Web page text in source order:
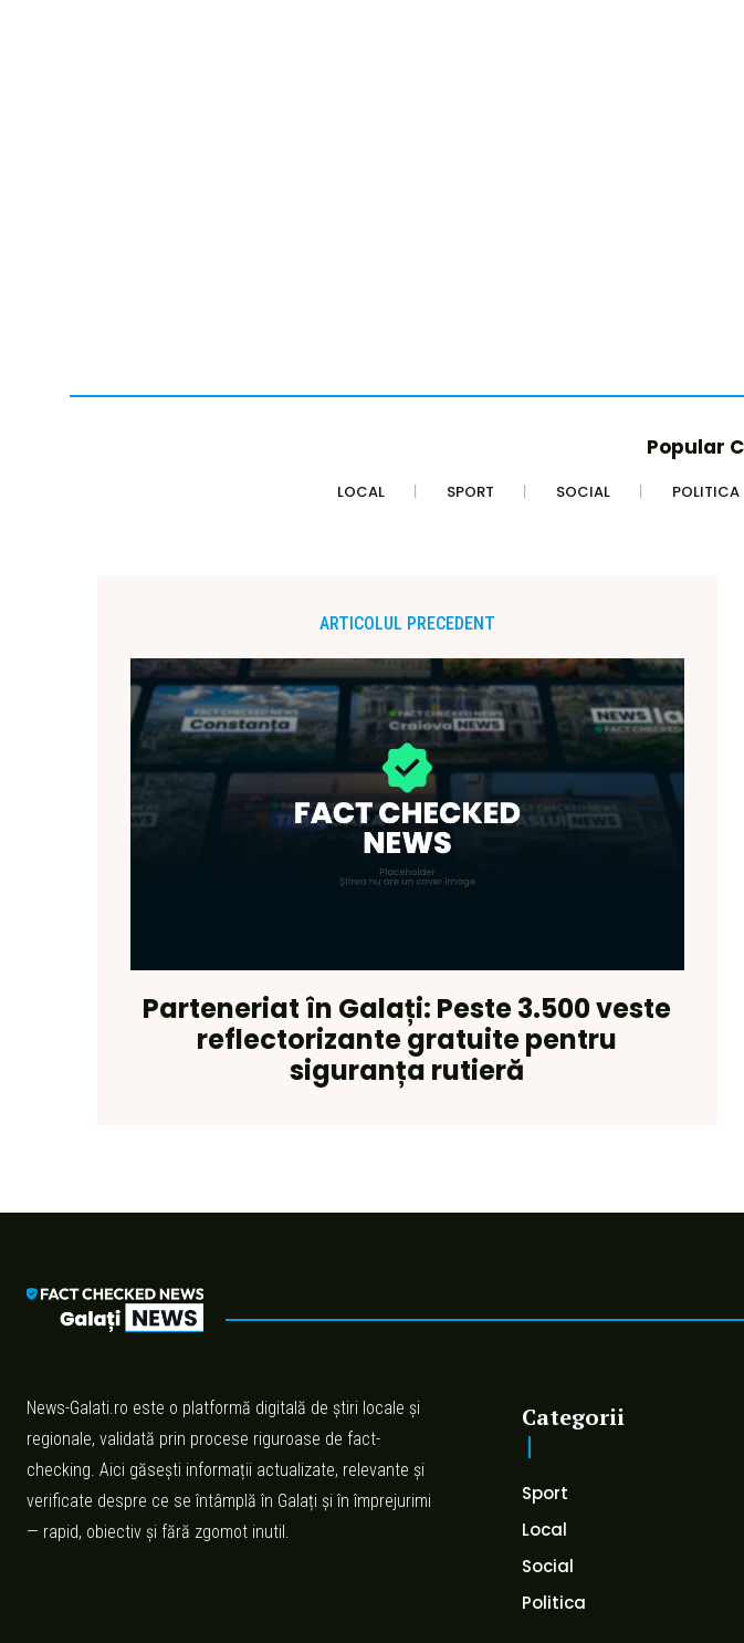
Popular
LOCAL SPORT SOCIAL POLITICA
ARTICOLUL PRECEDENT
Parteneriat în Galați: Peste 3.500 veste
reflectorizante gratuite pentru
siguranța rutieră
News-Galati.ro este o platformă digitală de știri locale și
regionale, validată prin procese riguroase de fact-
checking. Aici găsești informații actualizate, relevante și
verificate despre ce se întâmplă în Galați și în împrejurimi
— rapid, obiectiv și fără zgomot inutil.
Categorii
Sport
Local
Social
Politica